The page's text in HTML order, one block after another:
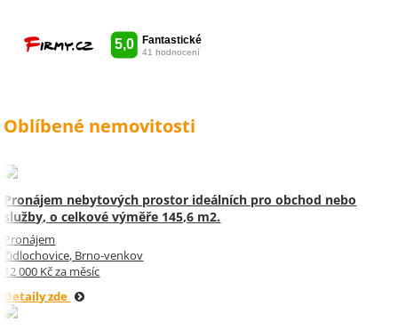
Oblíbené nemovitosti
Pronájem nebytových prostor ideálních pro obchod nebo
služby, o celkové výměře 145,6 m2.
Pronájem
Židlochovice, Brno-venkov
12 000 Kč za měsíc
Detaily zde